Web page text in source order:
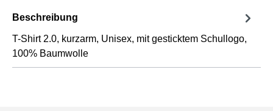
Beschreibung
T-Shirt 2.0, kurzarm, Unisex, mit gesticktem Schullogo,
100% Baumwolle